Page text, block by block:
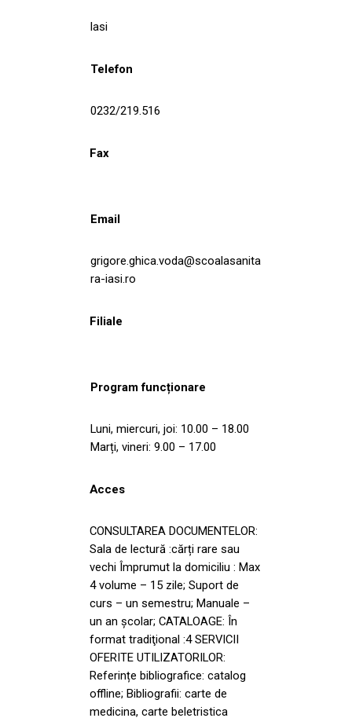
Iasi
Telefon
0232/219.516
Fax
Email
grigore.ghica.voda@scoalasanita
ra-iasi.ro
Filiale
Program funcționare
Luni, miercuri, joi: 10.00 – 18.00
Marți, vineri: 9.00 – 17.00
Acces
CONSULTAREA DOCUMENTELOR:
Sala de lectură :cărți rare sau
vechi Împrumut la domiciliu : Max
4 volume – 15 zile; Suport de
curs – un semestru; Manuale –
un an școlar; CATALOAGE: În
format tradiţional :4 SERVICII
OFERITE UTILIZATORILOR:
Referințe bibliografice: catalog
offline; Bibliografii: carte de
medicina, carte beletristica